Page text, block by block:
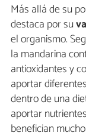
Más allá de su
destaca por su
el organismo.
la mandarina
antioxidantes y
aportar
dentro de una
aportar
benefician